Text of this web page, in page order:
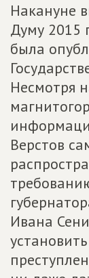
Накануне
Думу 2015
была
Несмотря
Верстов
Ивана